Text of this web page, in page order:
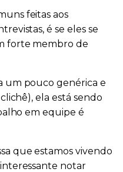
feitas aos
é se eles se
forte membro de
um pouco genérica e
ela está sendo
em equipe é
que estamos vivendo
notar